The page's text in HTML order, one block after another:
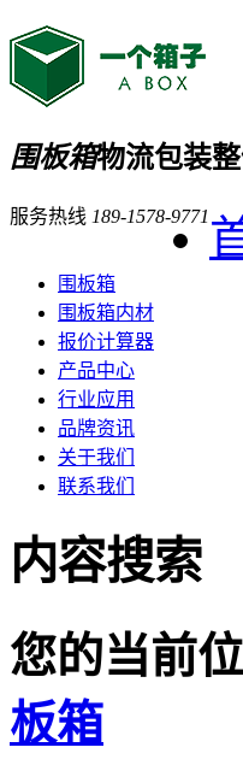
围板箱物流包装
服务热线 189-1578-9771
围板箱
围板箱内材
报价计算器
产品中心
行业应用
品牌资讯
关于我们
联系我们
内容搜索
您的当前位
板箱